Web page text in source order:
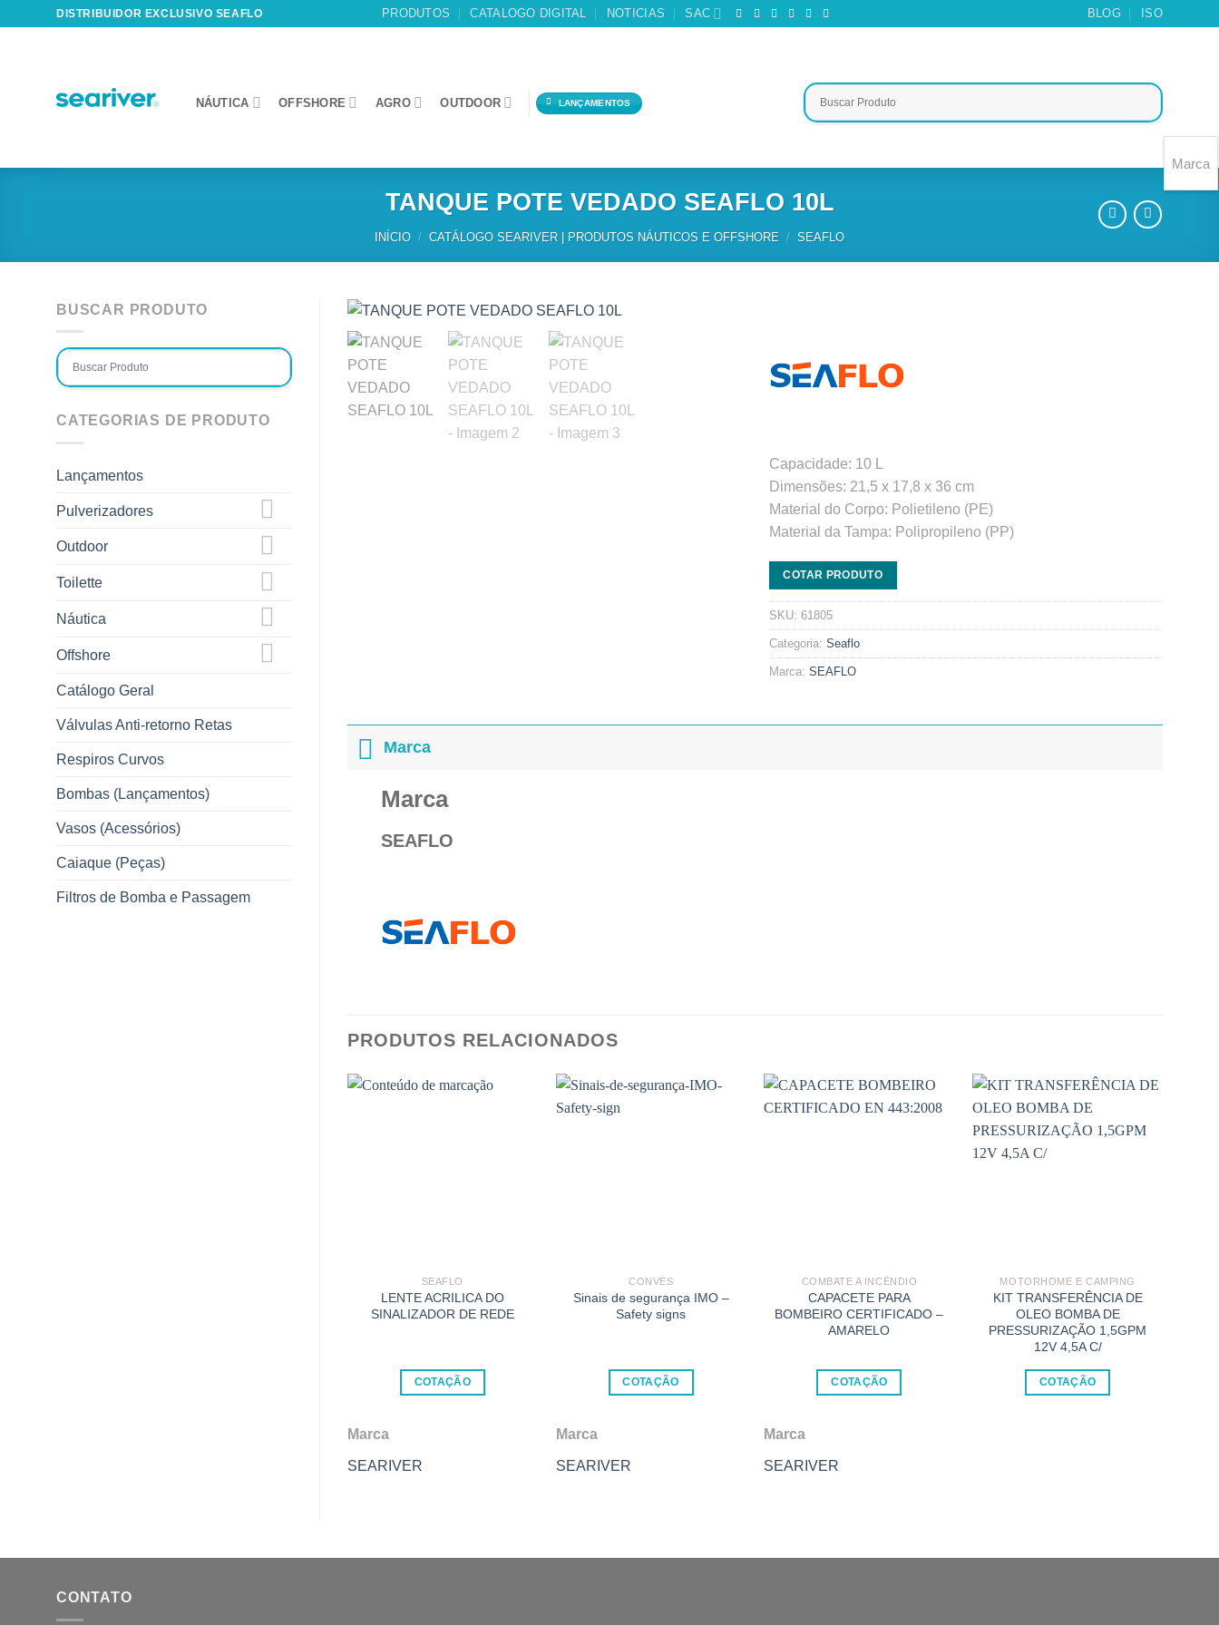
DISTRIBUIDOR EXCLUSIVO SEAFLO PRODUTOS CATALOGO DIGITAL NOTICIAS SAC BLOG ISO
NÁUTICA OFFSHORE AGRO OUTDOOR LANÇAMENTOS
TANQUE POTE VEDADO SEAFLO 10L
INÍCIO / CATÁLOGO SEARIVER | PRODUTOS NÁUTICOS E OFFSHORE / SEAFLO
BUSCAR PRODUTO
CATEGORIAS DE PRODUTO
Lançamentos
Pulverizadores
Outdoor
Toilette
Náutica
Offshore
Catálogo Geral
Válvulas Anti-retorno Retas
Respiros Curvos
Bombas (Lançamentos)
Vasos (Acessórios)
Caiaque (Peças)
Filtros de Bomba e Passagem
Capacidade: 10 L
Dimensões: 21,5 x 17,8 x 36 cm
Material do Corpo: Polietileno (PE)
Material da Tampa: Polipropileno (PP)
COTAR PRODUTO
SKU: 61805
Categoria: Seaflo
Marca: SEAFLO
Marca
Marca
SEAFLO
PRODUTOS RELACIONADOS
SEAFLO
LENTE ACRILICA DO
SINALIZADOR DE REDE
COTAÇÃO
Marca
SEARIVER
CONVÉS
Sinais de segurança IMO –
Safety signs
COTAÇÃO
Marca
SEARIVER
COMBATE A INCÊNDIO
CAPACETE PARA
BOMBEIRO CERTIFICADO –
AMARELO
COTAÇÃO
Marca
SEARIVER
MOTORHOME E CAMPING
KIT TRANSFERÊNCIA DE
OLEO BOMBA DE
PRESSURIZAÇÃO 1,5GPM
12V 4,5A C/
COTAÇÃO
CONTATO
Marca